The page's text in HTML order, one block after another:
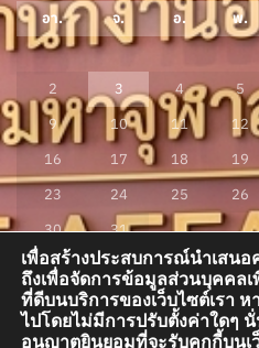
อา. จ. อ. พ.
2
3 4 5
9
10 11 12
16
17 18 19
23
24 25 26
30
31
« ก.ค.
เพื่อสร้างประสบการณ์นำเสน
ถึงเพื่อจัดการข้อมูลส่วนบุคคล
ที่ดีบนบริการของเว็บไซต์เรา
ไปโดยไม่มีการปรับตั้งค่าใดๆ
อนุญาตยินยอมที่จะรับคุกกี้บนเ